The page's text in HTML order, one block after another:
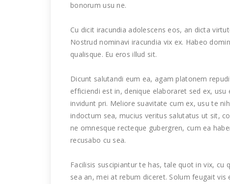
bonorum usu ne.
Cu dicit iracundia adolescens eos, an dicta
Nostrud nominavi iracundia vix ex. Habeo
qualisque. Eu eros illud sit.
Dicunt salutandi eum ea, agam platonem
efficiendi est in, denique elaboraret sed ex,
invidunt pri. Meliore suavitate cum ex, usu te
indoctum sea, mucius veritus salutatus ut sit,
ne omnesque recteque gubergren, cum ea
recusabo cu sea.
Facilisis suscipiantur te has, tale quot in vix,
sea an, mei at rebum diceret. Solum feugait